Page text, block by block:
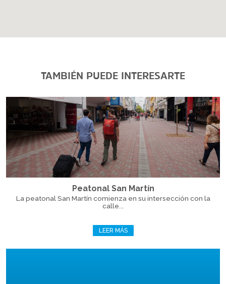
TAMBIÉN PUEDE INTERESARTE
Peatonal San Martín
La peatonal San Martín comienza en su intersección con la
calle...
LEER MÁS